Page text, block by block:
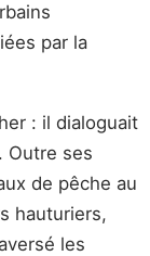
par la
: il dialoguait
Outre ses
de pêche au
hauturiers,
les